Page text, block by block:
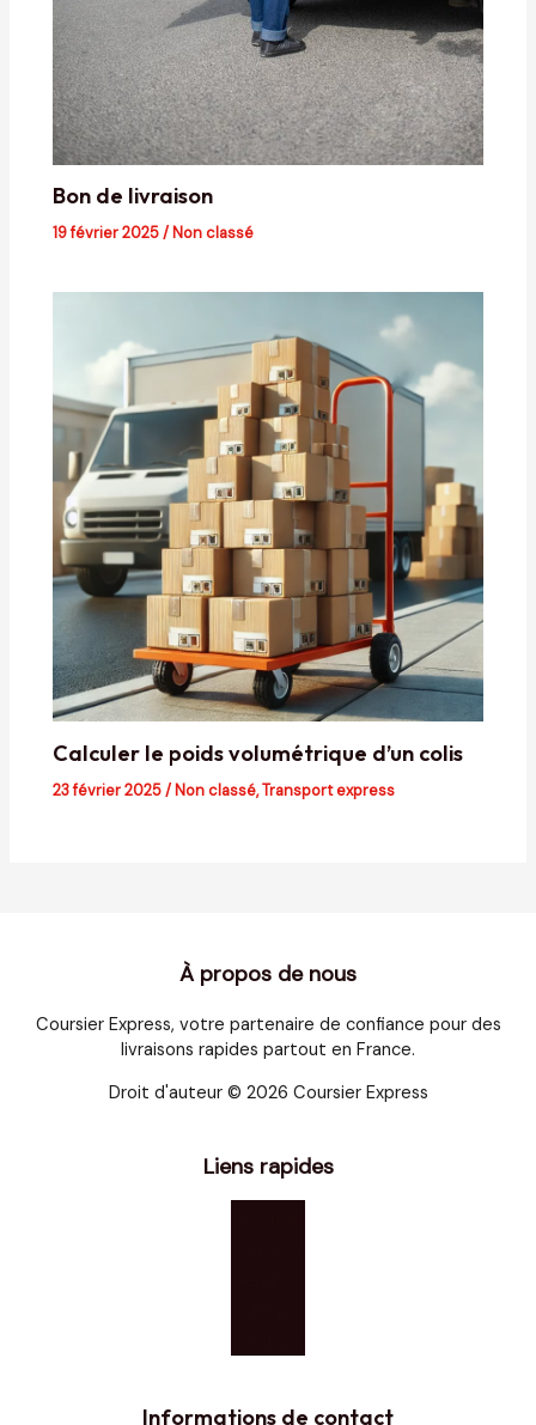
Bon de livraison
19 février 2025/ Non classé
Calculer le poids volumétrique d’un colis
23 février 2025/ Non classé,Transport express
À propos de nous
Coursier Express, votre partenaire de confiance pour des
livraisons rapides partout en France.
Droit d'auteur © 2026 Coursier Express
Liens rapides
Informations de contact